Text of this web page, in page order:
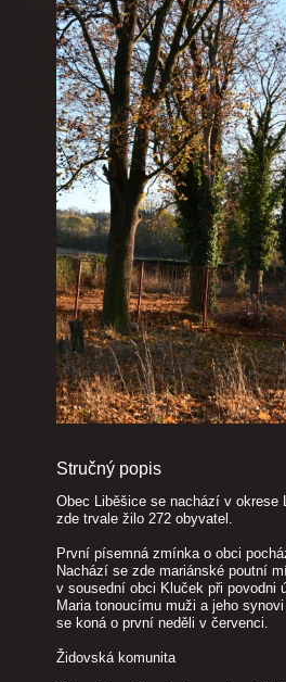
Stručný popis
Obec Liběšice se nachází v okrese
zde trvale žilo 272 obyvatel.
První písemná zmínka o obci
Nachází se zde mariánské poutní
v sousední obci Kluček při povodni
Maria tonoucímu muži a jeho
se koná o první neděli v červenci.
Židovská komunita